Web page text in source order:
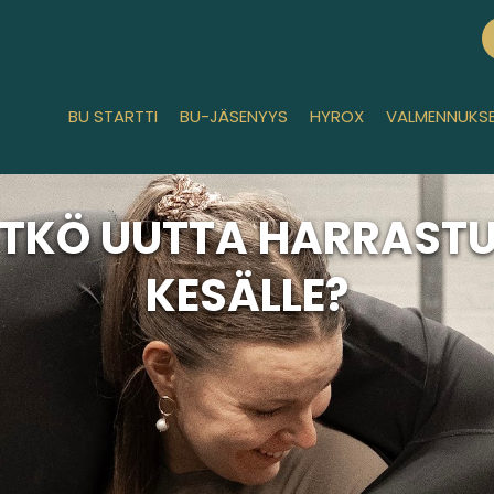
BU STARTTI BU-JÄSENYYS HYROX
UUTTA
KESÄLLE?